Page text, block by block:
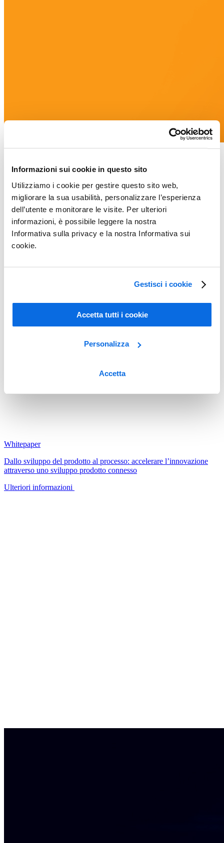
Informazioni sui cookie in questo sito
Utilizziamo i cookie per gestire questo sito web,
migliorare la sua usabilità, personalizzare l’esperienza
dell’utente e monitorare le visite. Per ulteriori
informazioni, è possibile leggere la nostra
Informativa sulla privacy e la nostra Informativa sui
cookie.
Gestisci i cookie
Accetta tutti i cookie
Personalizza
Accetta
Dai dati alle decisioni
Ulteriori informazioni
Whitepaper
Dallo sviluppo del prodotto al processo: accelerare l’innovazione
attraverso uno sviluppo prodotto connesso
Ulteriori informazioni